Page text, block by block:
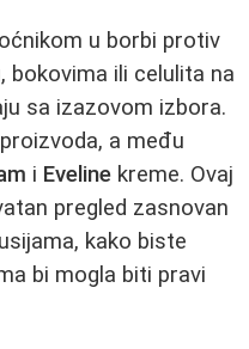
u borbi protiv
bokovima ili celulita na
sa izazovom izbora.
a među
i Eveline kreme. Ovaj
pregled zasnovan
kako biste
bi mogla biti pravi